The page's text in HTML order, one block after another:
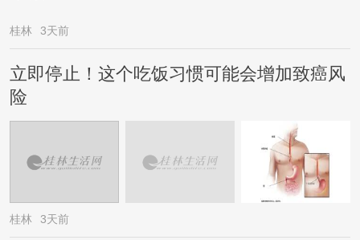
桂林 3天前
立即停止！这个吃饭习惯可能会增加致癌风
险
桂林 3天前